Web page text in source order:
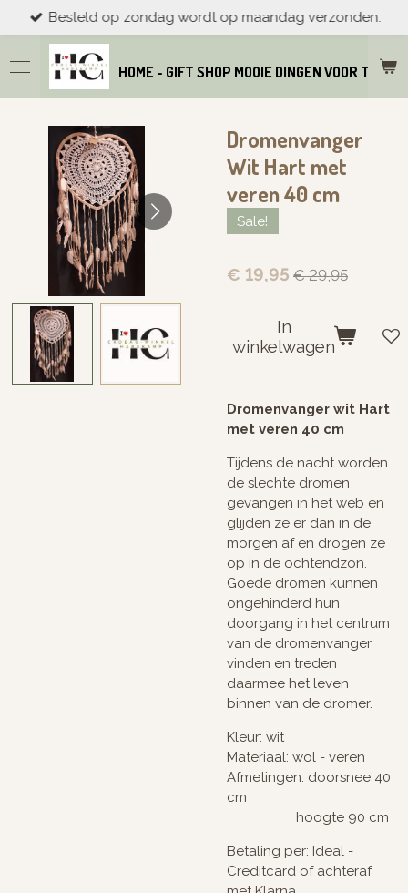
direct
naar
de
hoofdinhoud
HOME - GIFT SHOP MOOIE DINGEN VOOR THUIS
Besteld op zondag wordt op maandag verzonden.
Dromenvanger
Wit Hart met
veren 40 cm
Sale!
€ 19,95 € 29,95
In
winkelwagen
Dromenvanger wit Hart
met veren 40 cm
Tijdens de nachtworden
de slechte dromen
gevangen in het web en
glijden ze er dan in de
morgen af en drogen ze
op in de ochtendzon.
Goede dromen kunnen
ongehinderd hun
doorgang in het centrum
van de dromenvanger
vinden en treden
daarmee het leven
binnen van de dromer.
Kleur: wit
Materiaal: wol - veren
Afmetingen: doorsnee 40
cm
hoogte 90 cm
Betaling per: Ideal -
Creditcard of achteraf